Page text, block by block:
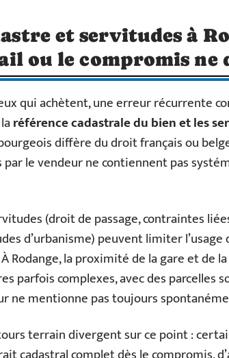
et servitudes à
ou le compromis
qui achètent, une erreur récurrente
référence cadastrale du bien et les
diffère du droit français ou
le vendeur ne contiennent pas
(droit de passage, contraintes
d’urbanisme) peuvent limiter
Rodange, la proximité de la gare et de
parfois complexes, avec des parcelles
ne mentionne pas toujours
terrain divergent sur ce point :